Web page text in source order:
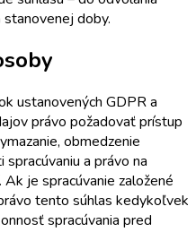
doby.
ustanovených GDPR a
právo požadovať prístup
obmedzenie
a právo na
je spracúvanie založené
tento súhlas kedykoľvek
spracúvania pred